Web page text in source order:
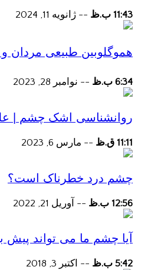
11:43 ب.ظ -- ژانویه 11, 2024
هموگلوبین طبیعی مردان
6:34 ب.ظ -- نوامبر 28, 2023
روانشناسی اشک چشم |
11:11 ق.ظ -- مارس 6, 2023
چشم درد خطرناک است؟
12:56 ب.ظ -- آوریل 21, 2022
آیا چشم ما می تواند
5:42 ب.ظ -- اکتبر 3, 2018